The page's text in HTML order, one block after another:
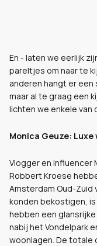
En - laten we eerlijk
pareltjes om naar te
anderen hangt er een
maar al te graag een
lichten we enkele van
Monica Geuze:
Vlogger en influencer
Robbert Kroese
Amsterdam Oud-Zuid
konden bekostigen,
hebben een
nabij het Vondelpark
woonlagen. De totale